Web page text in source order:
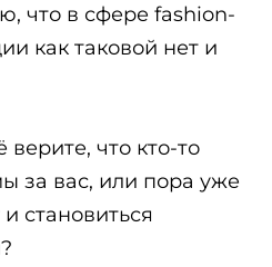
что в сфере fashion-
как таковой нет и
что кто-то
за вас, или пора уже
становиться